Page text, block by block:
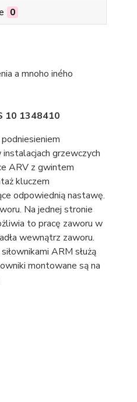
0
a mnoho iného
10 1348410
grzewczych
ARV z gwintem
kluczem
odpowiednią nastawę.
Na jednej stronie
to pracę zaworu w
wewnątrz zaworu.
ARM służą
montowane są na